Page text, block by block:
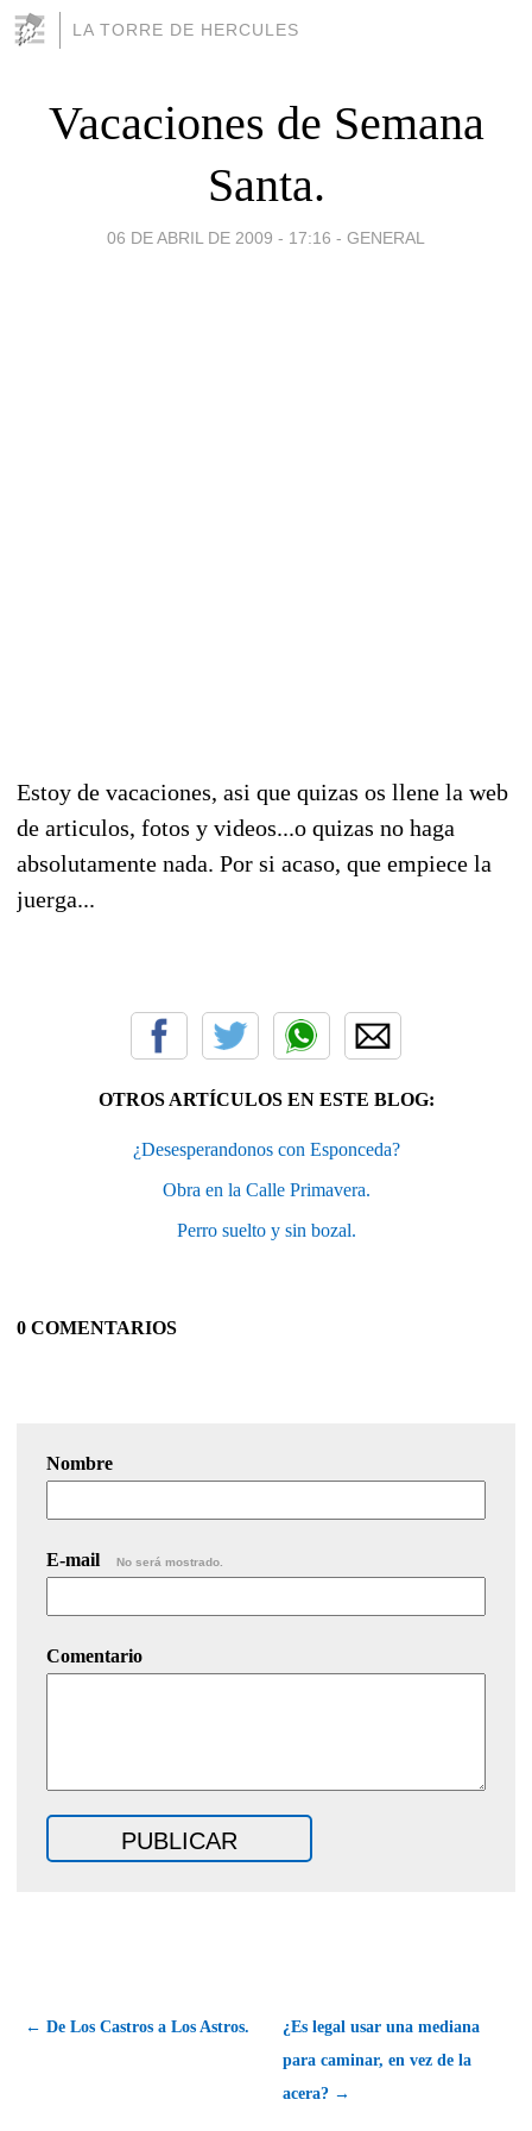
LA TORRE DE HERCULES
Vacaciones de Semana
Santa.
06 DE ABRIL DE 2009 - 17:16 - GENERAL
Estoy de vacaciones, asi que quizas os llene la web
de articulos, fotos y videos...o quizas no haga
absolutamente nada. Por si acaso, que empiece la
juerga...
OTROS ARTÍCULOS EN ESTE BLOG:
¿Desesperandonos con Esponceda?
Obra en la Calle Primavera.
Perro suelto y sin bozal.
0 COMENTARIOS
Nombre
E-mail No será mostrado.
Comentario
← De Los Castros a Los Astros.
¿Es legal usar una mediana
para caminar, en vez de la
acera? →